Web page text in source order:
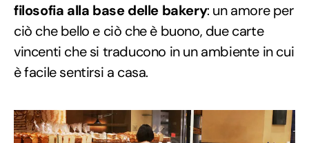
filosofia alla base delle bakery: un amore per
ciò che bello e ciò che è buono, due carte
vincenti che si traducono in un ambiente in cui
è facile sentirsi a casa.